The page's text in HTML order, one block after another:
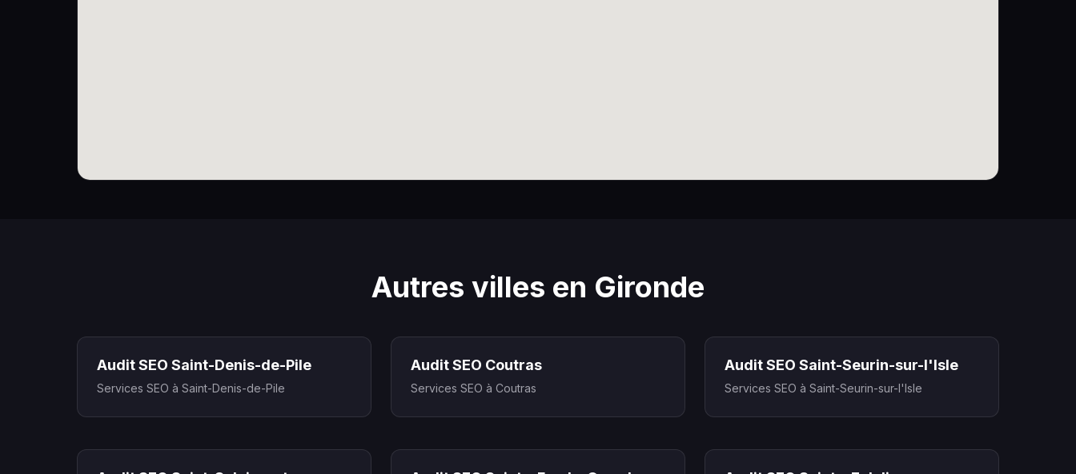
Autres villes en Gironde
Audit SEO Saint-Denis-de-Pile
Services SEO à Saint-Denis-de-Pile
Audit SEO Coutras
Services SEO à Coutras
Audit SEO Saint-Seurin-sur-l'Isle
Services SEO à Saint-Seurin-sur-l'Isle